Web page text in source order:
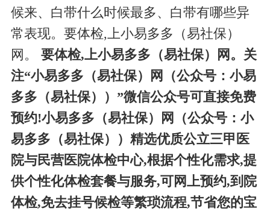
候来、白带什么时候最多、白带有哪些异
常表现。要体检,上小易多多（易社保）
网。 要体检,上小易多多（易社保）网。关
注“小易多多（易社保）网（公众号：小易
多多（易社保））”微信公众号可直接免费
预约!小易多多（易社保）网（公众号：小
易多多（易社保））精选优质公立三甲医
院与民营医院体检中心,根据个性化需求,提
供个性化体检套餐与服务,可网上预约,到院
体检,免去挂号候检等繁琐流程,节省您的宝